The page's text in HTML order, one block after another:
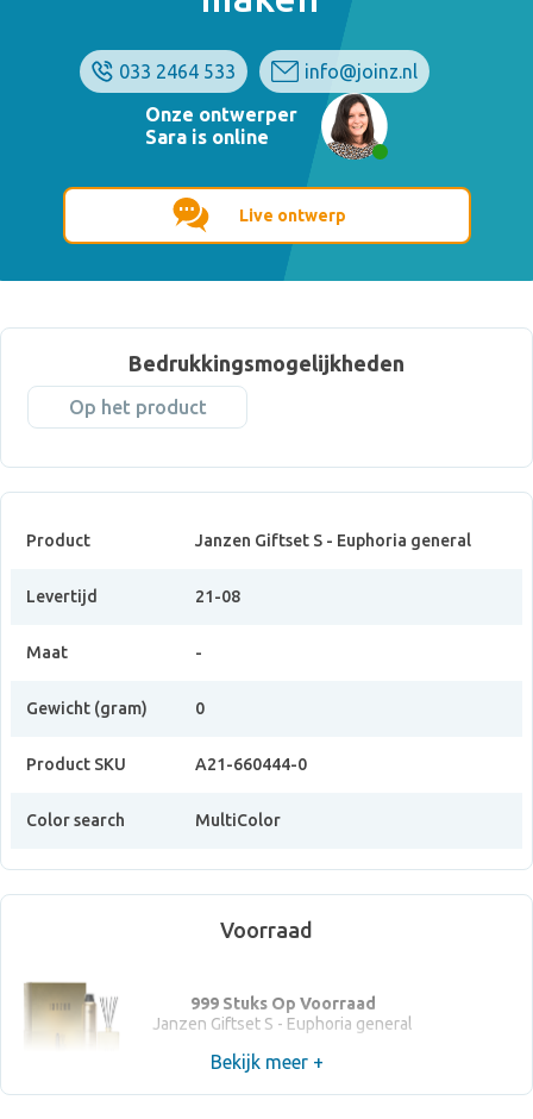
033 2464 533
info@joinz.nl
Onze ontwerper
Sara is online
Live ontwerp
Bedrukkingsmogelijkheden
Op het product
Product Janzen Giftset S - Euphoria general
Levertijd 21-08
Maat -
Gewicht (gram) 0
Product SKU A21-660444-0
Color search MultiColor
Voorraad
999 Stuks Op Voorraad
Janzen Giftset S - Euphoria general
Bekijk meer +